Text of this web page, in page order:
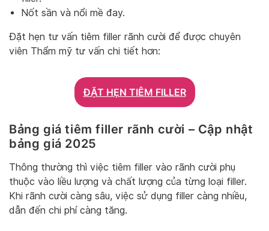
Nốt sần và nổi mề đay.
Đặt hẹn tư vấn tiêm filler rãnh cười để được chuyên
viên Thẩm mỹ tư vấn chi tiết hơn:
ĐẶT HẸN TIÊM FILLER
Bảng giá tiêm filler rãnh cười – Cập nhật
bảng giá 2025
Thông thường thì việc tiêm filler vào rãnh cười phụ
thuộc vào liều lượng và chất lượng của từng loại filler.
Khi rãnh cười càng sâu, việc sử dụng filler càng nhiều,
dẫn đến chi phí càng tăng.